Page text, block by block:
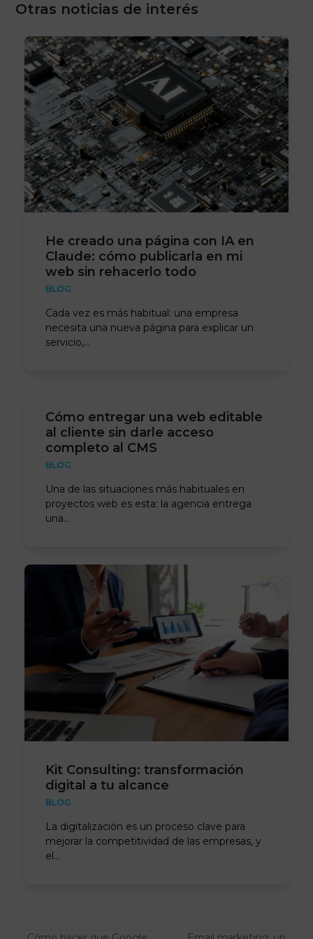
Otras noticias de interés
He creado una página con IA en
Claude: cómo publicarla en mi
web sin rehacerlo todo
BLOG
Cada vez es más habitual: una empresa
necesita una nueva página para explicar un
servicio,…
Cómo entregar una web editable
al cliente sin darle acceso
completo al CMS
BLOG
Una de las situaciones más habituales en
proyectos web es esta: la agencia entrega
una…
Kit Consulting: transformación
digital a tu alcance
BLOG
La digitalización es un proceso clave para
mejorar la competitividad de las empresas, y
el…